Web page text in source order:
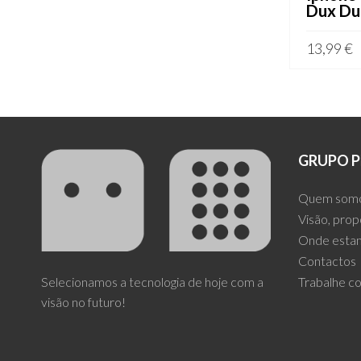
Dux
13,99€
Selecionamos a tecnologia de hoje com a
visão no futuro!
GRUPO
Quem
Visão,
Onde
Contactos
Trabalhe